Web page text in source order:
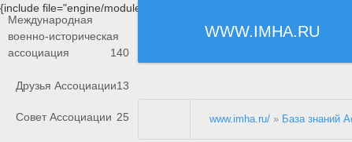
{include file="engine/modules/saperu/head.php"}
WWW.IMHA.RU
Международная
военно-историческая
ассоциация
140
Друзья Ассоциации13
Совет Ассоциации 25 www.imha.ru/ » База знаний